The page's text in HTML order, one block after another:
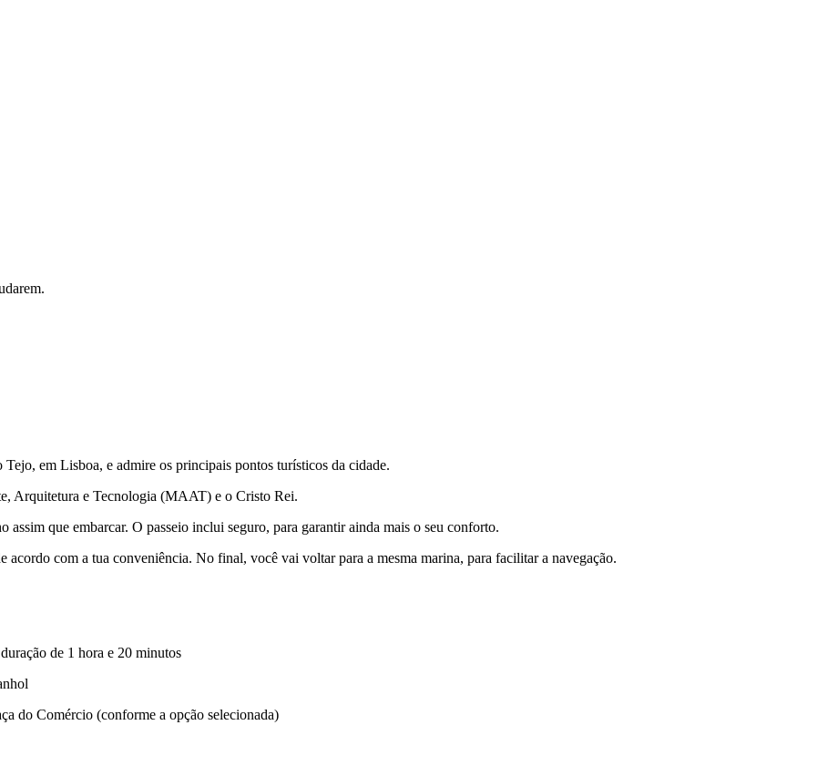
em Lisboa, e admire os principais pontos turísticos da cidade.
Arquitetura e Tecnologia (MAAT) e o Cristo Rei.
assim que embarcar. O passeio inclui seguro, para garantir ainda mais o seu conforto.
acordo com a tua conveniência. No final, você vai voltar para a mesma marina, para facilitar a navegação.
de 1 hora e 20 minutos
do Comércio (conforme a opção selecionada)